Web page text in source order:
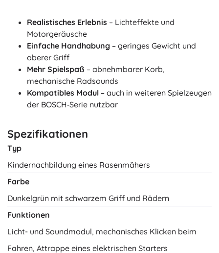
Realistisches Erlebnis – Lichteffekte und
Motorgeräusche
Einfache Handhabung – geringes Gewicht und
oberer Griff
Mehr Spielspaß – abnehmbarer Korb,
mechanische Radsounds
Kompatibles Modul – auch in weiteren Spielzeugen
der BOSCH‑Serie nutzbar
Spezifikationen
Typ
Kindernachbildung eines Rasenmähers
Farbe
Dunkelgrün mit schwarzem Griff und Rädern
Funktionen
Licht- und Soundmodul, mechanisches Klicken beim
Fahren, Attrappe eines elektrischen Starters